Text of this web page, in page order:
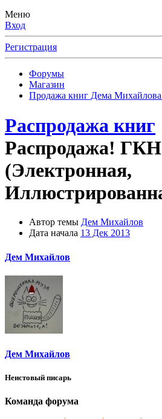
Меню
Вход
Регистрация
Форумы
Магазин
Продажа книг Дема Михайлова
Распродажа книг
Распродажа!
(Электронная,
Автор темы Дем Михайлов
Дата начала 13 Дек 2013
Дем Михайлов
Дем Михайлов
Неистовый писарь
Команда форума